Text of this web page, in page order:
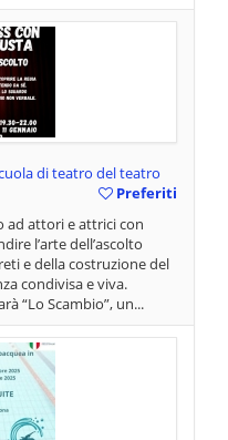
di teatro del teatro
Preferiti
ad attori e attrici con
l’arte dell’ascolto
e della costruzione del
condivisa e viva.
“Lo Scambio”, un...